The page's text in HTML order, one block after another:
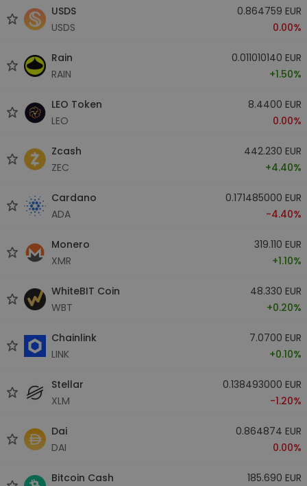
USDS
USDS
0.864759 EUR
0.00%
Rain
RAIN
0.011010140 EUR
+1.50%
LEO Token
LEO
8.4400 EUR
0.00%
Zcash
ZEC
442.230 EUR
+4.40%
Cardano
ADA
0.171485000 EUR
-4.40%
Monero
XMR
319.110 EUR
+1.10%
WhiteBIT Coin
WBT
48.330 EUR
+0.20%
Chainlink
LINK
7.0700 EUR
+0.10%
Stellar
XLM
0.138493000 EUR
-1.20%
Dai
DAI
0.864874 EUR
0.00%
Bitcoin Cash
185.690 EUR